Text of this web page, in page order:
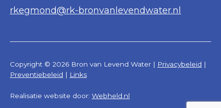
rkegmond@rk-bronvanlevendwater.nl
Copyright © 2026 Bron van Levend Water | Privacybeleid |
Preventiebeleid | Links
Realisatie website door: Webheld.nl